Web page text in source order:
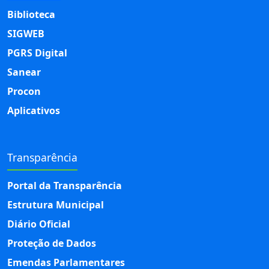
Biblioteca
SIGWEB
PGRS Digital
Sanear
Procon
Aplicativos
Transparência
Portal da Transparência
Estrutura Municipal
Diário Oficial
Proteção de Dados
Emendas Parlamentares